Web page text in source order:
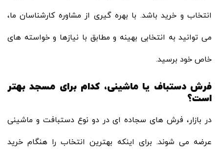
انتخاب و خرید باشد. با بهره گیری از مشاوره کارشناسان ما،
می توانید به انتخابی بهینه و مطابق با نیازها و خواسته های
خاص خود برسید.
فرشدستباف یا ماشینی، کدام برای مسجد بهتر
است؟
در بازار، فرش های سجاده ای در دو نوع دستبافت و ماشینی
عرضه می شوند. برای اینکه بهترین انتخاب را هنگام خرید